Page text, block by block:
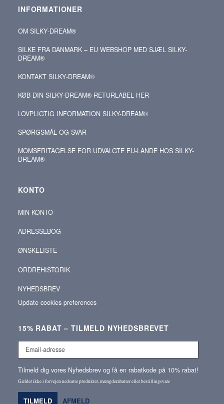
INFORMATIONER
OM SILKY‑DREAM®
SILKE FRA DANMARK – EU WEBSHOP MED SJÆL SILKY-
DREAM®
KONTAKT SILKY‑DREAM®
KØB DIN SILKY‑DREAM® RETURLABEL HER
LOVPLIGTIG INFORMATION SILKY-DREAM®
SPØRGSMÅL OG SVAR
MOMSFRITAGELSE FOR UDVALGTE EU-LANDE HOS SILKY-
DREAM®
KONTO
MIN KONTO
ADRESSEBOG
ØNSKELISTE
ORDREHISTORIK
NYHEDSBREV
Update cookies preferences
15% RABAT – TILMELD NYHEDSBREVET
Email-
adresse
Tilmeld dig vores Nyhedsbrev og få en rabatkode på 10% rabat!
Gælder ikke i forvejen nedsatte produkter, mængderabatter eller bestillingsvare
TILMELD AFMELD